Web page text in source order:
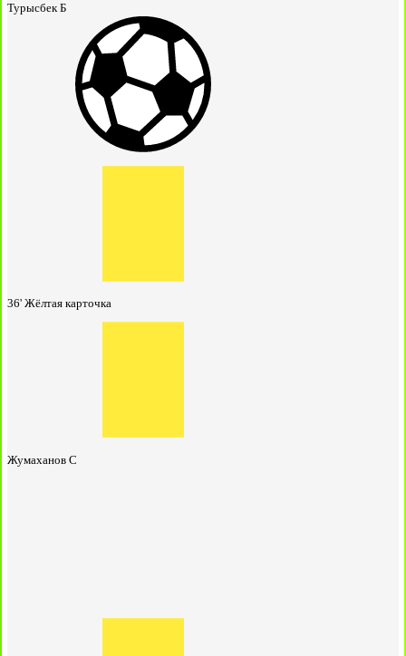
Турысбек Б
36' Жёлтая карточка
Жумаханов С